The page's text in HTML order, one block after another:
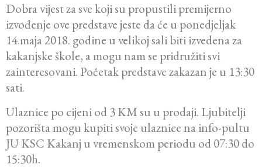
Dobra vijest za sve koji su propustili premijerno
izvođenje ove predstave jeste da će u ponedjeljak
14.maja 2018. godine u velikoj sali biti izvedena za
kakanjske škole, a mogu nam se pridružiti svi
zainteresovani. Početak predstave zakazan je u 13:30
sati.
Ulaznice po cijeni od 3 KM su u prodaji. Ljubitelji
pozorišta mogu kupiti svoje ulaznice na info-pultu
JU KSC Kakanj u vremenskom periodu od 07:30 do
15:30h.